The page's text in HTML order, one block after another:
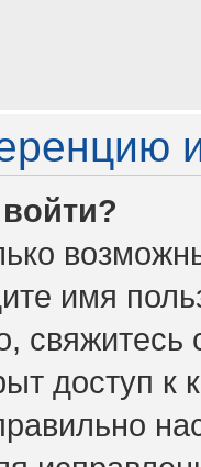
имя
доступ к